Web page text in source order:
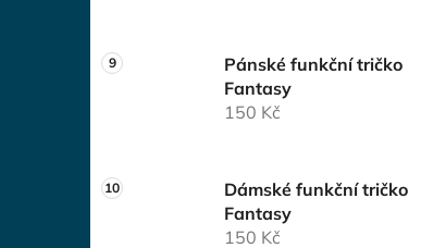
Pánské funkční tričko
Fantasy
150 Kč
Dámské funkční tričko
Fantasy
150 Kč